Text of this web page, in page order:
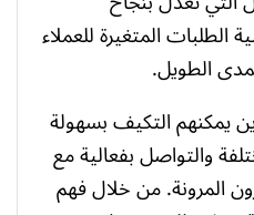
الطلبات المتغيرة للعملاء
الطويل.
يمكنهم التكيف بسهولة
والتواصل بفعالية مع
المرونة. من خلال فهم